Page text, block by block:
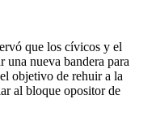
que los cívicos y el
una nueva bandera para
objetivo de rehuir a la
al bloque opositor de